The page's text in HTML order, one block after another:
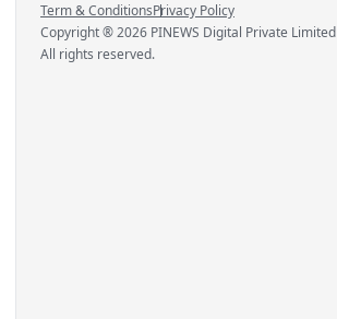
Term & ConditionsPrivacy Policy
Copyright ®2026 PINEWS Digital Private Limited
All rights reserved.